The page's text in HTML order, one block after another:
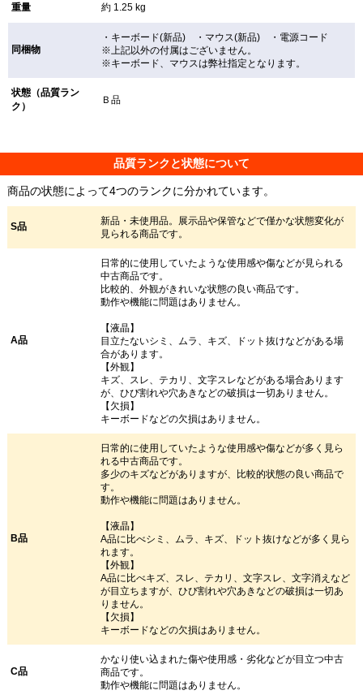
重量 約 1.25 kg
同梱物
・キーボード(新品) ・マウス(新品) ・電源コード
※上記以外の付属はございません。
※キーボード、マウスは弊社指定となります。
状態（品質ラン
ク）
Ｂ品
品質ランクと状態について
商品の状態によって4つのランクに分かれています。
S品
新品・未使用品。展示品や保管などで僅かな状態変化が
見られる商品です。
A品
日常的に使用していたような使用感や傷などが見られる
中古商品です。
比較的、外観がきれいな状態の良い商品です。
動作や機能に問題はありません。
【液晶】
目立たないシミ、ムラ、キズ、ドット抜けなどがある場
合があります。
【外観】
キズ、スレ、テカリ、文字スレなどがある場合あります
が、ひび割れや穴あきなどの破損は一切ありません。
【欠損】
キーボードなどの欠損はありません。
B品
日常的に使用していたような使用感や傷などが多く見ら
れる中古商品です。
多少のキズなどがありますが、比較的状態の良い商品で
す。
動作や機能に問題はありません。
【液晶】
A品に比べシミ、ムラ、キズ、ドット抜けなどが多く見ら
れます。
【外観】
A品に比べキズ、スレ、テカリ、文字スレ、文字消えなど
が目立ちますが、ひび割れや穴あきなどの破損は一切あ
りません。
【欠損】
キーボードなどの欠損はありません。
C品
かなり使い込まれた傷や使用感・劣化などが目立つ中古
商品です。
動作や機能に問題はありません。